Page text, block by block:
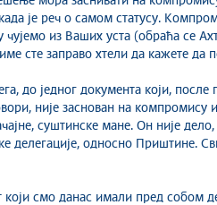
је реч о самом статусу.
чујемо из Ваших уста (обраћа се
сте заправо хтели да кажете да
до једног документа који, после
није заснован на
суштинске мане. Он није
делегације, односно Приштине.
који смо данас имали пред собом